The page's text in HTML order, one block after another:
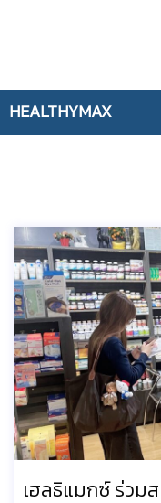
เฮลธิแมกซ์ ร่วม